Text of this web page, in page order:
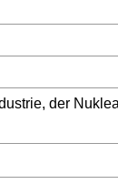
der